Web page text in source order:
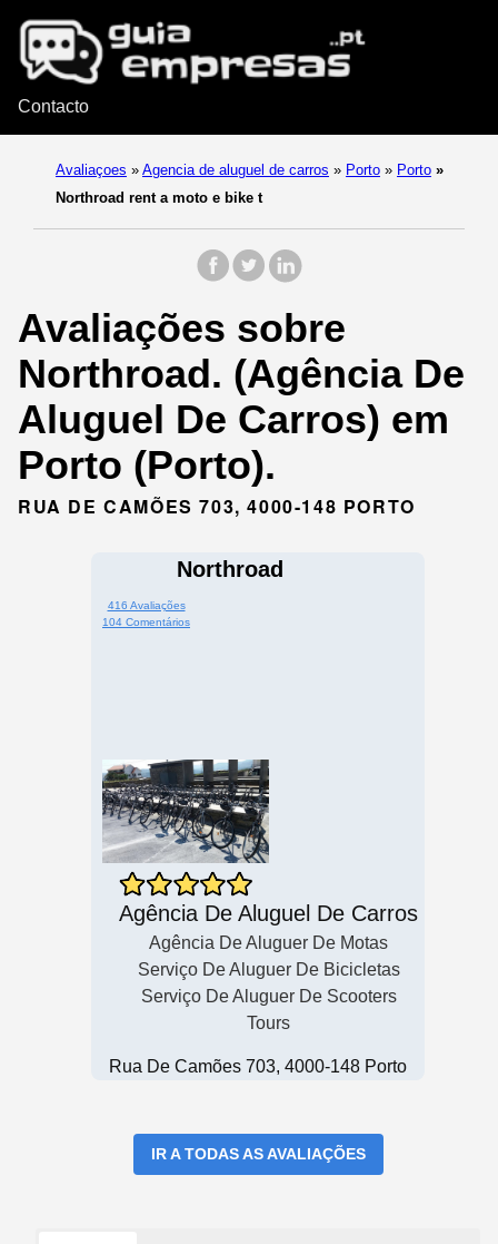
Contacto
Avaliaçoes » Agencia de aluguel de carros » Porto » Porto »
Northroad rent a moto e bike t
Avaliações sobre
Northroad. (Agência De
Aluguel De Carros) em
Porto (Porto).
RUA DE CAMÕES 703, 4000-148 PORTO
Northroad
416 Avaliações
104 Comentários
Agência De Aluguel De Carros
Agência De Aluguer De Motas
Serviço De Aluguer De Bicicletas
Serviço De Aluguer De Scooters
Tours
Rua De Camões 703, 4000-148 Porto
IR A TODAS AS AVALIAÇÕES